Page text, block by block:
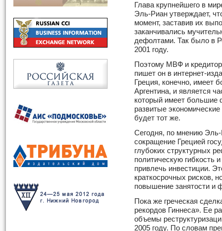
Глава крупнейшего в
Эль-Риан утверждает,
момент, заставив их
заканчивались
дефолтами. Так было в
2001 году.
Поэтому МВФ и
пишет он в интернет-
Греция, конечно, имеет
Аргентина, и является
который имеет большие
развитые
будет тот же.
Сегодня, по мнению Эль-
сокращение Грецией
глубоких структурных
политическую гибкость
привлечь инвестиции.
краткосрочных рисков,
повышение занятости и
Пока же греческая
рекордов Гиннеса». Ее
объемы
2005 году. По словам